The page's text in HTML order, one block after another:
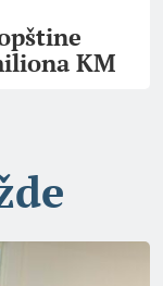
KM